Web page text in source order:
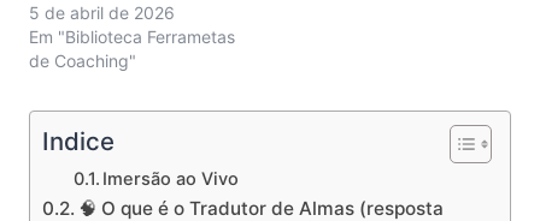
5 de abril de 2026
Em "Biblioteca Ferrametas
de Coaching"
Indice
Imersão ao Vivo
🧠 O que é o Tradutor de Almas (resposta